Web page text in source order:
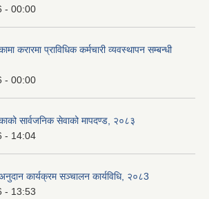
- 00:00
करारमा प्राविधिक कर्मचारी व्यवस्थापन सम्बन्धी
- 00:00
सार्वजनिक सेवाको मापदण्ड, २०८३
- 14:04
कार्यक्रम सञ्चालन कार्यविधि, २०८3
- 13:53